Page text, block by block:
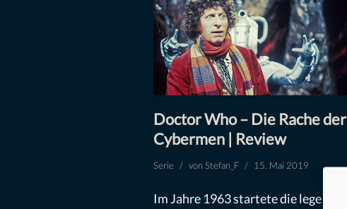
Doctor Who – Die Rache der
Cybermen | Review
Serie vonStefan_F 15. Mai 2019
Im Jahre 1963 startete die legendäre